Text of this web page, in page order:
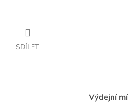
SDÍLET
Výdejní